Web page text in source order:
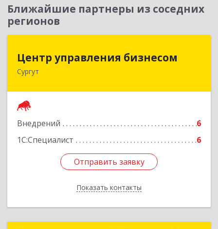
Ближайшие партнеры из соседних
регионов
Центр управления бизнесом
Сургут
Внедрений
6
1С:Специалист
6
Отправить заявку
Показать контакты
Центр управления бизнесом
628403, Ханты-Мансийский Автономный округ
Отправить заявку
Назад